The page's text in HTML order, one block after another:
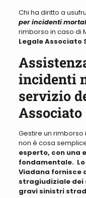
Chi ha diritto a
per incidenti
rimborso in caso di
Legale Associato
incidenti
servizio
Associato
Gestire un
non è cosa
esperto, con una
fondamentale.
Viadana fornisce
stragiudiziale
gravi sinistri